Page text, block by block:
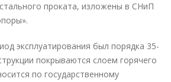
проката, изложены в СНиП
эксплуатирования был порядка 35-
покрываются слоем горячего
по государственному